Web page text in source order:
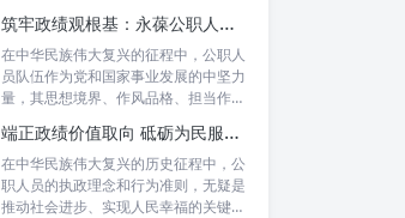
筑牢政绩观根基：永葆公职人员本色的时代考量与实践路径
在中华民族伟大复兴的征程中，公职人
员队伍作为党和国家事业发展的中坚力
量，其思想境界、作风品格、担当作为
端正政绩价值取向 砥砺为民服务初心：新时代公仆的责任与担当
在中华民族伟大复兴的历史征程中，公
职人员的执政理念和行为准则，无疑是
推动社会进步、实现人民幸福的关键所